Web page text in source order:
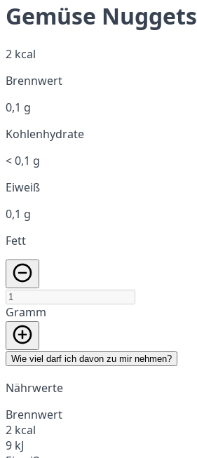
Gemüse
2 kcal
Brennwert
0,1 g
Kohlenhydrate
< 0,1 g
Eiweiß
0,1 g
Fett
Gramm
Wie viel darf ich davon zu mir nehmen?
Nährwerte
Brennwert
2 kcal
9 kJ